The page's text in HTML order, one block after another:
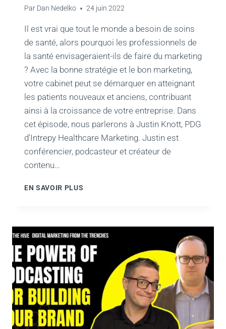
Par Dan Nedelko 24 juin 2022
Il est vrai que tout le monde a besoin de soins
de santé, alors pourquoi les professionnels de
la santé envisageraient-ils de faire du marketing
? Avec la bonne stratégie et le bon marketing,
votre cabinet peut se démarquer en atteignant
les patients nouveaux et anciens, contribuant
ainsi à la croissance de votre entreprise. Dans
cet épisode, nous parlerons à Justin Knott, PDG
d'Intrepy Healthcare Marketing. Justin est
conférencier, podcasteur et créateur de
contenu…
EN SAVOIR PLUS
PUBLICITÉS
NUMÉRIQUES
ET
LES
STRATÉGIES
MARKETING
SPÉCIALISÉES
PEUVENT
AIDER